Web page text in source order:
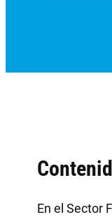
En el Sector